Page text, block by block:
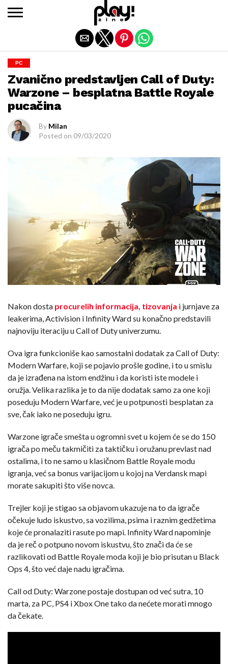
PC
Zvanično predstavljen Call of Duty:
Warzone – besplatna Battle Royale
pucačina
By Milan
Posted on 09/03/2020
Nakon dosta procurelih informacija, tizovanja i jurnjave za
leakerima, Activision i Infinity Ward su konačno predstavili
najnoviju iteraciju u Call of Duty univerzumu.
Ova igra funkcioniše kao samostalni dodatak za Call of Duty:
Modern Warfare, koji se pojavio prošle godine, i to u smislu
da je izrađena na istom endžinu i da koristi iste modele i
oružja. Velika razlika je to da nije dodatak samo za one koji
poseduju Modern Warfare, već je u potpunosti besplatan za
sve, čak iako ne poseduju igru.
Warzone igrače smešta u ogromni svet u kojem će se do 150
igrača po meču takmičiti za taktičku i oružanu prevlast nad
ostalima, i to ne samo u klasičnom Battle Royale modu
igranja, već sa bonus varijacijom u kojoj na Verdansk mapi
morate sakupiti što više novca.
Trejler koji je stigao sa objavom ukazuje na to da igrače
očekuje ludo iskustvo, sa vozilima, psima i raznim gedžetima
koje će pronalaziti rasute po mapi. Infinity Ward napominje
da je reč o potpuno novom iskustvu, što znači da će se
razlikovati od Battle Royale moda koji je bio prisutan u Black
Ops 4, što već daje nadu igračima.
Call od Duty: Warzone postaje dostupan od već sutra, 10
marta, za PC, PS4 i Xbox One tako da nećete morati mnogo
da čekate.
Exit mobile version